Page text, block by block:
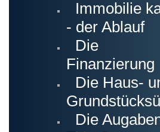
Immobilie
- der Ablauf
Die
Finanzierung
Die Haus-
Die
Gulf Gateway Realty,
Florida
Seit
aller